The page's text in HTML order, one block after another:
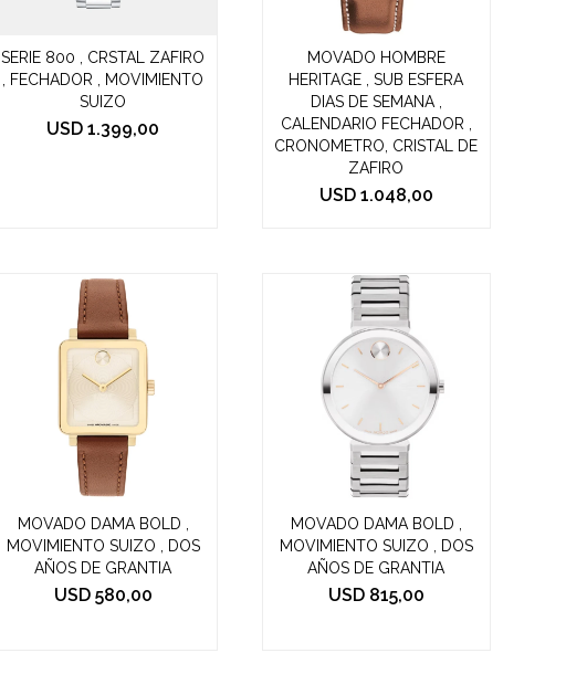
SERIE 800 , CRSTAL ZAFIRO
, FECHADOR , MOVIMIENTO
SUIZO
USD 1.399,00
MOVADO HOMBRE
HERITAGE , SUB ESFERA
DIAS DE SEMANA ,
CALENDARIO FECHADOR ,
CRONOMETRO, CRISTAL DE
ZAFIRO
USD 1.048,00
MOVADO DAMA BOLD ,
MOVIMIENTO SUIZO , DOS
AÑOS DE GRANTIA
USD 580,00
MOVADO DAMA BOLD ,
MOVIMIENTO SUIZO , DOS
AÑOS DE GRANTIA
USD 815,00